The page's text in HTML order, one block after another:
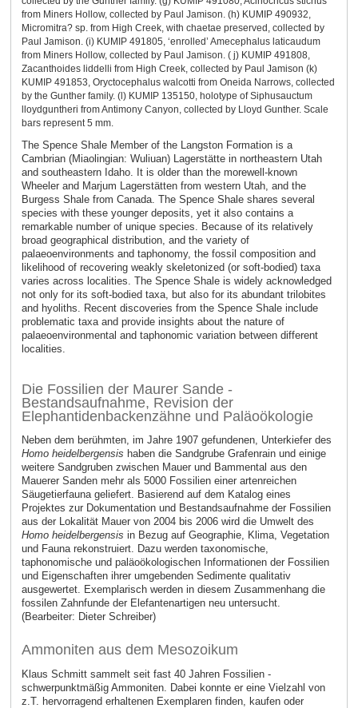
from Miners Hollow, collected by Paul Jamison. (h) KUMIP 490932,
Micromitra? sp. from High Creek, with chaetae preserved, collected by
Paul Jamison. (i) KUMIP 491805, ‘enrolled’ Amecephalus laticaudum
from Miners Hollow, collected by Paul Jamison. ( j) KUMIP 491808,
Zacanthoides liddelli from High Creek, collected by Paul Jamison (k)
KUMIP 491853, Oryctocephalus walcotti from Oneida Narrows, collected
by the Gunther family. (l) KUMIP 135150, holotype of Siphusauctum
lloydguntheri from Antimony Canyon, collected by Lloyd Gunther. Scale
bars represent 5 mm.
The Spence Shale Member of the Langston Formation is a
Cambrian (Miaolingian: Wuliuan) Lagerstätte in northeastern Utah
and southeastern Idaho. It is older than the morewell-known
Wheeler and Marjum Lagerstätten from western Utah, and the
Burgess Shale from Canada. The Spence Shale shares several
species with these younger deposits, yet it also contains a
remarkable number of unique species. Because of its relatively
broad geographical distribution, and the variety of
palaeoenvironments and taphonomy, the fossil composition and
likelihood of recovering weakly skeletonized (or soft-bodied) taxa
varies across localities. The Spence Shale is widely acknowledged
not only for its soft-bodied taxa, but also for its abundant trilobites
and hyoliths. Recent discoveries from the Spence Shale include
problematic taxa and provide insights about the nature of
palaeoenvironmental and taphonomic variation between different
localities.
Die Fossilien der Maurer Sande -
Bestandsaufnahme, Revision der
Elephantidenbackenzähne und Paläoökologie
Neben dem berühmten, im Jahre 1907 gefundenen, Unterkiefer des
Homo heidelbergensis haben die Sandgrube Grafenrain und einige
weitere Sandgruben zwischen Mauer und Bammental aus den
Mauerer Sanden mehr als 5000 Fossilien einer artenreichen
Säugetierfauna geliefert. Basierend auf dem Katalog eines
Projektes zur Dokumentation und Bestandsaufnahme der Fossilien
aus der Lokalität Mauer von 2004 bis 2006 wird die Umwelt des
Homo heidelbergensis in Bezug auf Geographie, Klima, Vegetation
und Fauna rekonstruiert. Dazu werden taxonomische,
taphonomische und paläoökologischen Informationen der Fossilien
und Eigenschaften ihrer umgebenden Sedimente qualitativ
ausgewertet. Exemplarisch werden in diesem Zusammenhang die
fossilen Zahnfunde der Elefantenartigen neu untersucht.
(Bearbeiter: Dieter Schreiber)
Ammoniten aus dem Mesozoikum
Klaus Schmitt sammelt seit fast 40 Jahren Fossilien -
schwerpunktmäßig Ammoniten. Dabei konnte er eine Vielzahl von
z.T. hervorragend erhaltenen Exemplaren finden, kaufen oder